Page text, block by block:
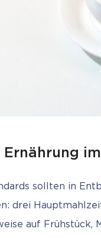
sollten in
drei
auf Frühstück,